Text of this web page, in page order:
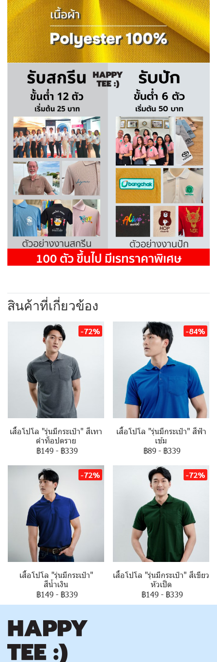
สินค้าที่เกี่ยวข้อง
-72%
เสื้อโปโล "รุ่นมีกระเป๋า" สีเทา
ดำท็อปดราย
฿149 - ฿339
-84%
เสื้อโปโล "รุ่นมีกระเป๋า" สีฟ้า
เข้ม
฿89 - ฿339
-72%
เสื้อโปโล "รุ่นมีกระเป๋า"
สีน้ำเงิน
฿149 - ฿339
-72%
เสื้อโปโล "รุ่นมีกระเป๋า" สีเขียว
หัวเป็ด
฿149 - ฿339